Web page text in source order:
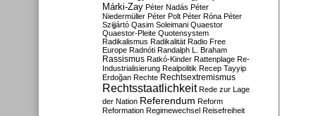
Márki-Zay Péter Nadás Péter
Niedermüller Péter Polt Péter Róna Péter
Szijjártó Qasim Soleimani Quaestor
Quaestor-Pleite Quotensystem
Radikalismus Radikalität Radio Free
Europe Radnóti Randalph L. Braham
Rassismus Ratkó-Kinder Rattenplage Re-
Industrialisierung Realpolitik Recep Tayyip
Erdoğan Rechte Rechtsextremismus
Rechtsstaatlichkeit Rede zur Lage
der Nation Referendum Reform
Reformation Regimewechsel Reisefreiheit